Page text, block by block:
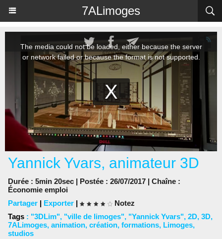
7ALimoges
Yannick Yvars, animateur 3D
Durée : 5min 20sec | Postée : 26/07/2017 | Chaîne :
Économie emploi
Partager | Exporter |
Notez
Tags : "3DLim", "ville de limoges", "Yannick Yvars", 2D, 3D,
7ALimoges, animation, création, formations, Limoges,
studios